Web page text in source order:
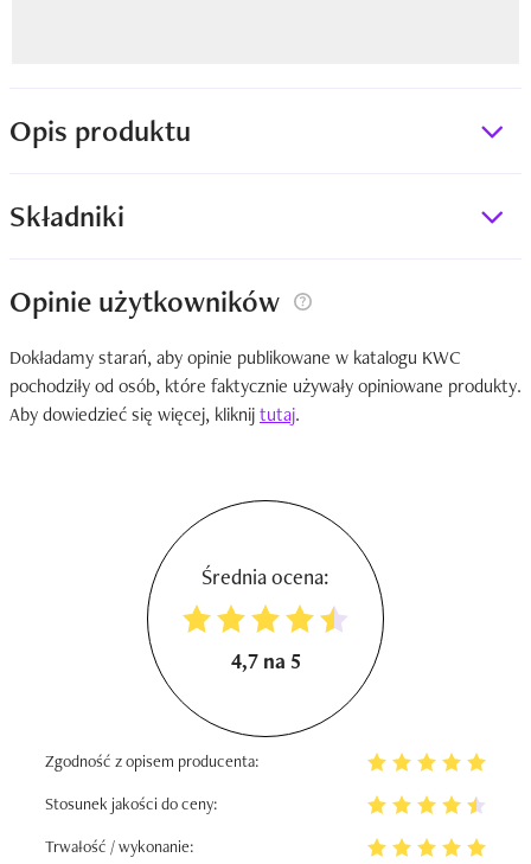
Opis produktu
Składniki
Opinie użytkowników
Dokładamy starań, aby opinie publikowane w katalogu KWC
pochodziły od osób, które faktycznie używały opiniowane produkty.
Aby dowiedzieć się więcej, kliknijtutaj.
Średnia ocena:
4,7 na 5
Zgodność z opisem producenta:
Stosunek jakości do ceny:
Trwałość / wykonanie: